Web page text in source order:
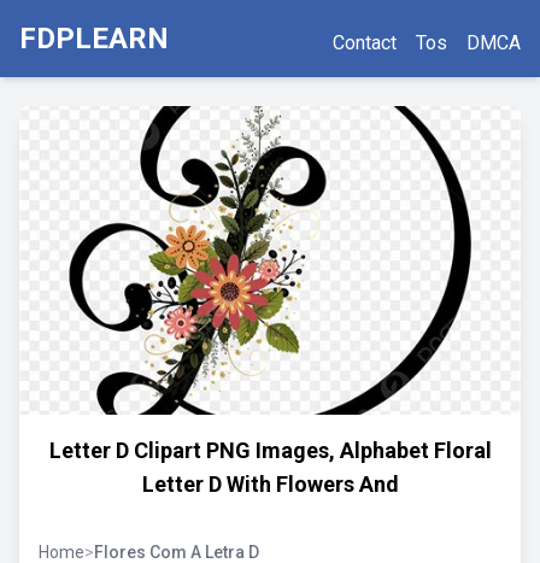
FDPLEARN Contact Tos DMCA
Letter D Clipart PNG Images, Alphabet Floral
Letter D With Flowers And
Home>Flores Com A Letra D